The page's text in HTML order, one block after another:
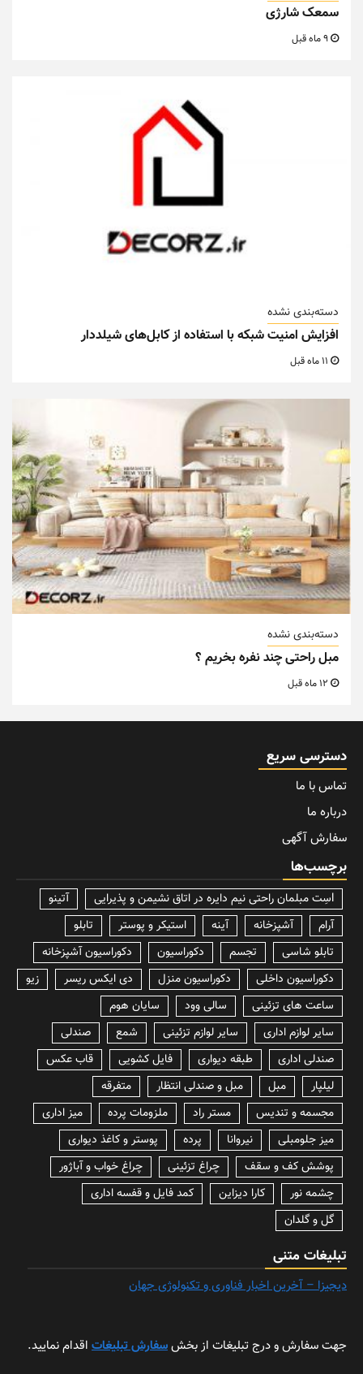
سمعک شارژی
دسته‌بندی نشده
افزایش امنیت شبکه با استفاده از کابل‌های شیلددار
دسته‌بندی نشده
مبل راحتی چند نفره بخریم ؟
دسترسی سریع
تماس با ما
درباره ما
سفارش آگهی
برچسب‌ها
lسِت مبلمان راحتی نیم دایره در اتاق نشیمن و پذیرایی
آتینو
آرام
آشپزخانه آینه استیکر و پوستر
تابلو
تابلو شاسی
تجسم دکوراسیون
دکوراسیون آشپزخانه
دکوراسیون داخلی
دکوراسیون منزل دی ایکس ریسر
زیو
ساعت های تزئینی
سالی وود
سایان هوم
سایر لوازم اداری
سایر لوازم تزئینی شمع
صندلی
صندلی اداری
طبقه دیواری فایل کشویی
قاب عکس
لیلپار
مبل مبل و صندلی انتظار
متفرقه
مجسمه و تندیس
مستر راد ملزومات پرده
میز اداری
میز جلومبلی
نیروانا پرده
پوستر و کاغذ دیواری
پوشش کف و سقف
چراغ تزئینی
چراغ خواب و آباژور
چشمه نور
کارا دیزاین
کمد فایل و قفسه اداری
گل و گلدان
تبلیغات متنی
دیجیزا – آخرین اخبار فناوری و تکنولوژی جهان
جهت سفارش و درج تبلیغات از بخشسفارش تبلیغات اقدام نمایید.